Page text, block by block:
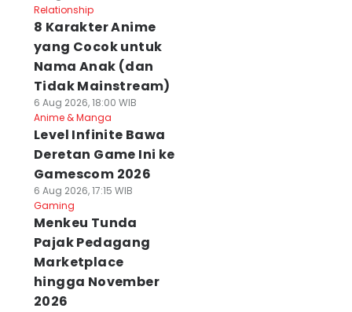
Relationship
8 Karakter Anime
yang Cocok untuk
Nama Anak (dan
Tidak Mainstream)
6 Aug 2026, 18:00 WIB
Anime & Manga
Level Infinite Bawa
Deretan Game Ini ke
Gamescom 2026
6 Aug 2026, 17:15 WIB
Gaming
Menkeu Tunda
Pajak Pedagang
Marketplace
hingga November
2026